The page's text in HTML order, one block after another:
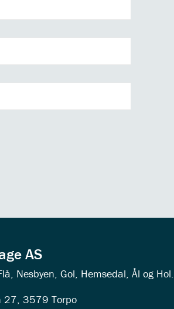
AS
Nesbyen, Gol, Hemsedal, Ål og Hol.
27, 3579 Torpo